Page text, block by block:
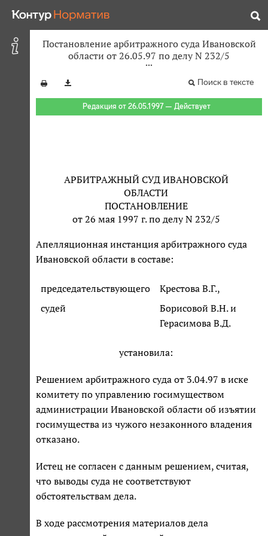
Постановление арбитражного суда Ивановской
области от 26.05.97 по делу N 232/5
Поиск в тексте
Редакция от 26.05.1997 — Действует
АРБИТРАЖНЫЙ СУД ИВАНОВСКОЙ
ОБЛАСТИ
ПОСТАНОВЛЕНИЕ
от 26 мая 1997 г. по делу N 232/5
Апелляционная инстанция арбитражного суда
Ивановской области в составе:
председательствующего
Крестова В.Г.,
судей
Борисовой В.Н. и
Герасимова В.Д.
установила:
Решением арбитражного суда от 3.04.97 в иске
комитету по управлению госимуществом
администрации Ивановской области об изъятии
госимущества из чужого незаконного владения
отказано.
Истец не согласен с данным решением, считая,
что выводы суда не соответствуют
обстоятельствам дела.
В ходе рассмотрения материалов дела